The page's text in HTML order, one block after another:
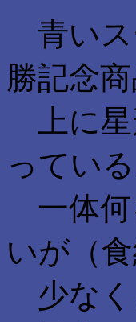
青いス
勝記念
上に星
ってい
一体何
いが（食
少なく